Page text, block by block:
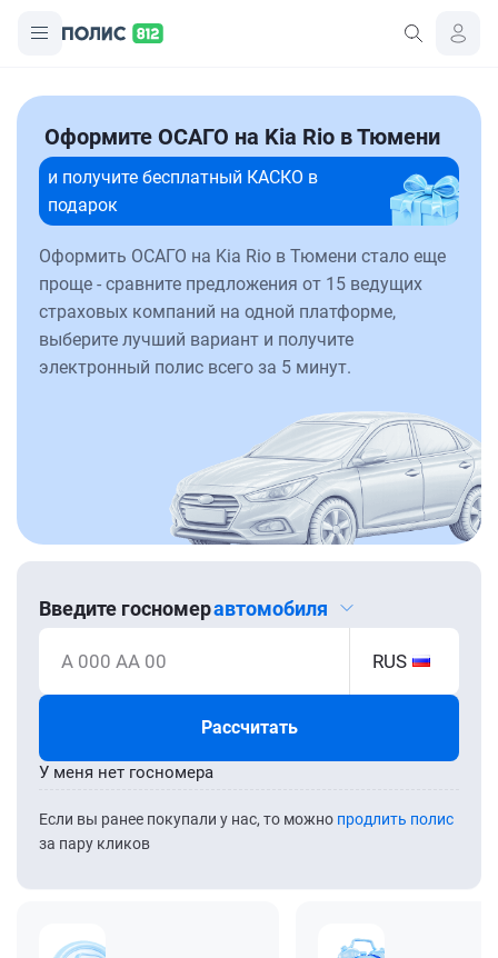
Оформите ОСАГО на Kia Rio в Тюмени
и получите бесплатный КАСКО в
подарок
Оформить ОСАГО на Kia Rio в Тюмени стало еще
проще - сравните предложения от 15 ведущих
страховых компаний на одной платформе,
выберите лучший вариант и получите
электронный полис всего за 5 минут.
Введите госномеравтомобиля
А 000 АА 00 RUS
Рассчитать
Если вы ранее покупали у нас, то можно продлить полис
за пару кликов
У меня нет госномера